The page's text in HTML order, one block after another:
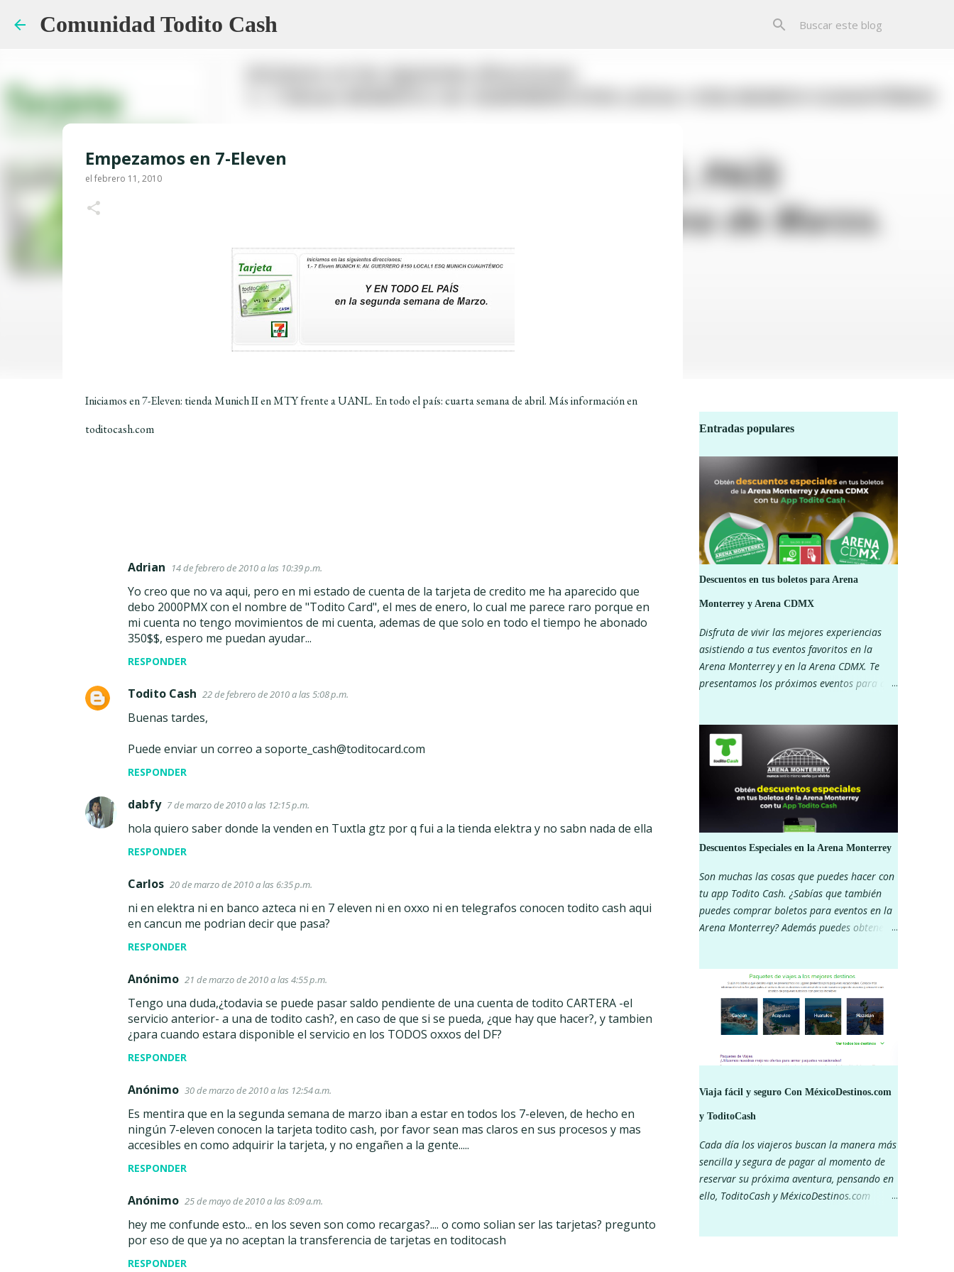
Comunidad Todito Cash
Empezamos en 7-Eleven
el febrero 11, 2010
Iniciamos en 7-Eleven: tienda Munich II en MTY frente a UANL. En todo el país: cuarta semana de abril. Más información en
toditocash.com
a
Adrian 14 de febrero de 2010 a las 10:39 p.m.
Yo creo que no va aqui, pero en mi estado de cuenta de la tarjeta de credito me ha aparecido que
debo 2000PMX con el nombre de "Todito Card", el mes de enero, lo cual me parece raro porque en
mi cuenta no tengo movimientos de mi cuenta, ademas de que solo en todo el tiempo he abonado
350$$, espero me puedan ayudar...
RESPONDER
Todito Cash 22 de febrero de 2010 a las 5:08 p.m.
Buenas tardes,
Puede enviar un correo a soporte_cash@toditocard.com
RESPONDER
dabfy 7 de marzo de 2010 a las 12:15 p.m.
hola quiero saber donde la venden en Tuxtla gtz por q fui a la tienda elektra y no sabn nada de ella
RESPONDER
Carlos 20 de marzo de 2010 a las 6:35 p.m.
ni en elektra ni en banco azteca ni en 7 eleven ni en oxxo ni en telegrafos conocen todito cash aqui
en cancun me podrian decir que pasa?
RESPONDER
Anónimo 21 de marzo de 2010 a las 4:55 p.m.
Tengo una duda,¿todavia se puede pasar saldo pendiente de una cuenta de todito CARTERA -el
servicio anterior- a una de todito cash?, en caso de que si se pueda, ¿que hay que hacer?, y tambien
¿para cuando estara disponible el servicio en los TODOS oxxos del DF?
RESPONDER
Anónimo 30 de marzo de 2010 a las 12:54 a.m.
Es mentira que en la segunda semana de marzo iban a estar en todos los 7-eleven, de hecho en
ningún 7-eleven conocen la tarjeta todito cash, por favor sean mas claros en sus procesos y mas
accesibles en como adquirir la tarjeta, y no engañen a la gente.....
RESPONDER
Anónimo 25 de mayo de 2010 a las 8:09 a.m.
hey me confunde esto... en los seven son como recargas?.... o como solian ser las tarjetas? pregunto
por eso de que ya no aceptan la transferencia de tarjetas en toditocash
RESPONDER
Entradas populares
Descuentos en tus boletos para Arena
Monterrey y Arena CDMX
Disfruta de vivir las mejores experiencias
asistiendo a tus eventos favoritos en la
Arena Monterrey y en la Arena CDMX. Te
presentamos los próximos eventos para que
descuentos exclusivos. ¿Que esperas? ARENA
MONTERREY ARENA CDMX
Descuentos Especiales en la Arena Monterrey
Son muchas las cosas que puedes hacer con
tu app Todito Cash. ¿Sabías que también
puedes comprar boletos para eventos en la
Arena Monterrey? Además puedes obtener
sociales para ver los descuentos! ¡Pagar con
tu app Todito Cash te da muchos beneficios!
Viaja fácil y seguro Con MéxicoDestinos.com
y ToditoCash
Cada día los viajeros buscan la manera más
sencilla y segura de pagar al momento de
reservar su próxima aventura, pensando en
ello, ToditoCash y MéxicoDestinos.com